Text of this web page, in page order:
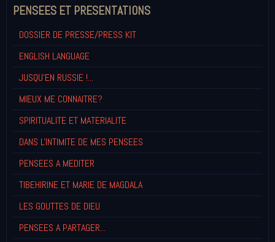
PENSEES ET PRESENTATIONS
DOSSIER DE PRESSE/PRESS KIT
ENGLISH LANGUAGE
JUSQU'EN RUSSIE !...
MIEUX ME CONNAITRE?
SPIRITUALITE ET MATERIALITE
DANS L'INTIMITE DE MES PENSEES
PENSEES A MEDITER
TIBEHIRINE ET MARIE DE MAGDALA
LES GOUTTES DE DIEU
PENSEES A PARTAGER...